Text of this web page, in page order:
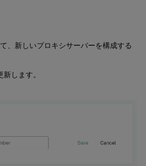
、新しいプロキシサーバーを構成する
します。